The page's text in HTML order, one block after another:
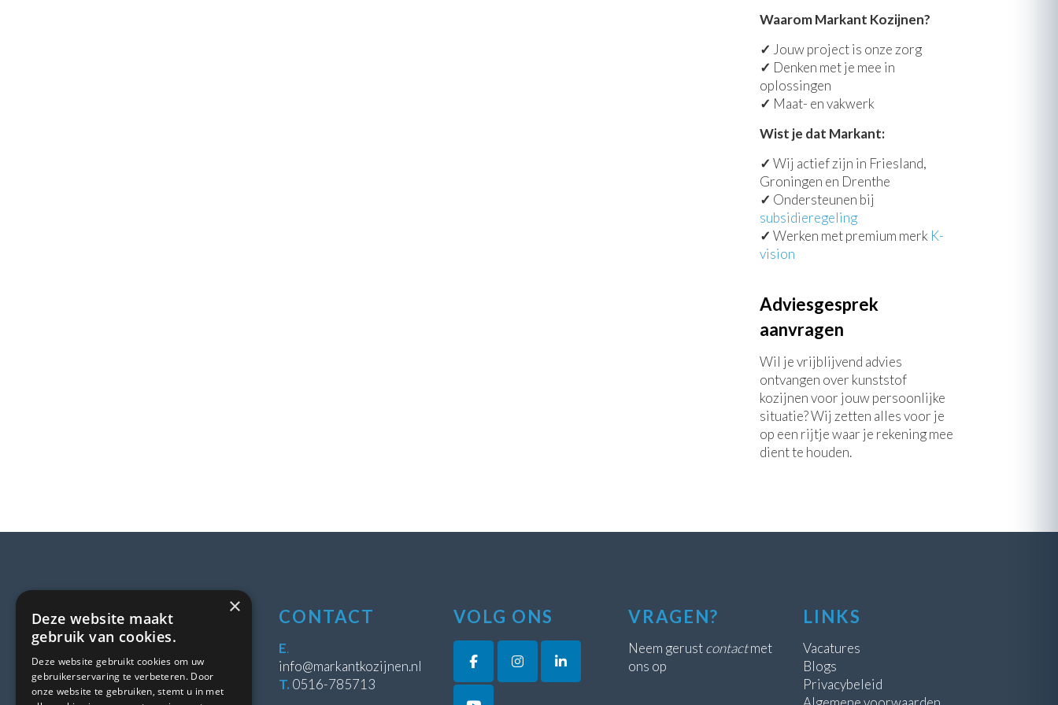
Waarom Markant Kozijnen?
✓ Jouw project is onze zorg
✓ Denken met je mee in
oplossingen
✓ Maat- en vakwerk
Wist je dat Markant:
✓ Wij actief zijn in Friesland,
Groningen en Drenthe
✓ Ondersteunen bij
subsidieregeling
✓ Werken met premium merk K-
vision
Adviesgesprek
aanvragen
Wil je vrijblijvend advies
ontvangen over kunststof
kozijnen voor jouw persoonlijke
situatie? Wij zetten alles voor je
op een rijtje waar je rekening mee
dient te houden.
LOCATIE
8431 WE Oosterwolde
CONTACT
E.
info@markantkozijnen.nl
T. 0516-785713
VOLG ONS VRAGEN?
Neem gerustcontactmet
ons op
LINKS
Vacatures
Blogs
Privacybeleid
×
Deze website maakt
gebruik van cookies.
Deze website gebruikt cookies om uw
gebruikerservaring te verbeteren. Door
onze website te gebruiken, stemt u in met